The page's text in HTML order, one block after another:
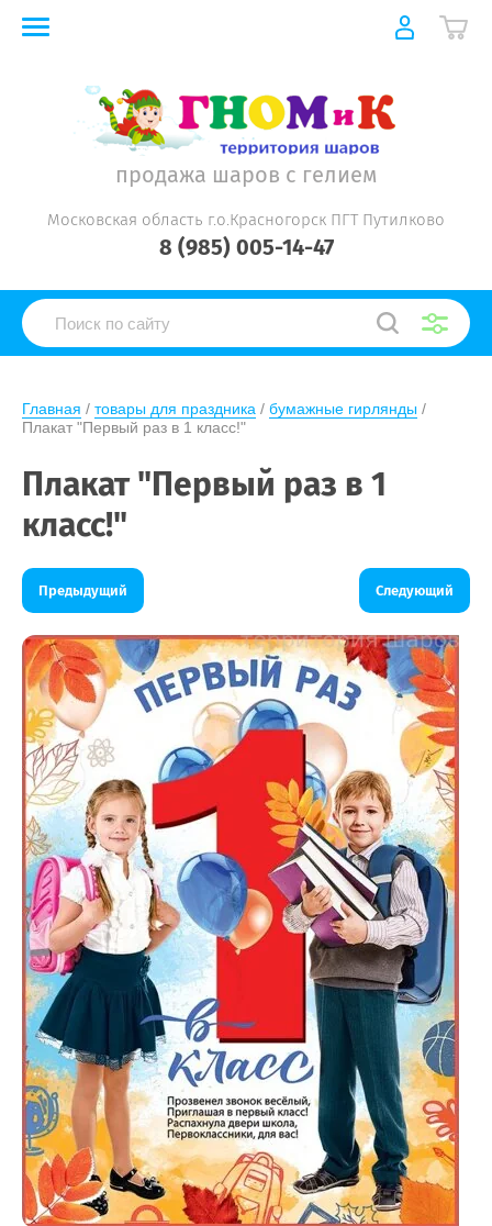
продажа шаров с гелием
Московская область г.о.Красногорск ПГТ Путилково
8 (985) 005-14-47
Главная / товары для праздника / бумажные гирлянды /
Плакат "Первый раз в 1 класс!"
Плакат "Первый раз в 1
класс!"
Предыдущий Следующий